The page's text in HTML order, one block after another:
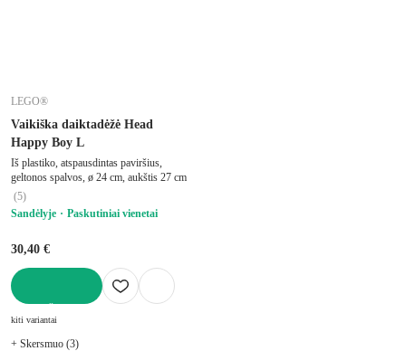
LEGO®
Vaikiška daiktadėžė Head
Happy Boy L
Iš plastiko, atspausdintas paviršius,
geltonos spalvos, ø 24 cm, aukštis 27 cm
(5)
Sandėlyje
Paskutiniai vienetai
30,40 €
kiti variantai
+ Skersmuo (3)